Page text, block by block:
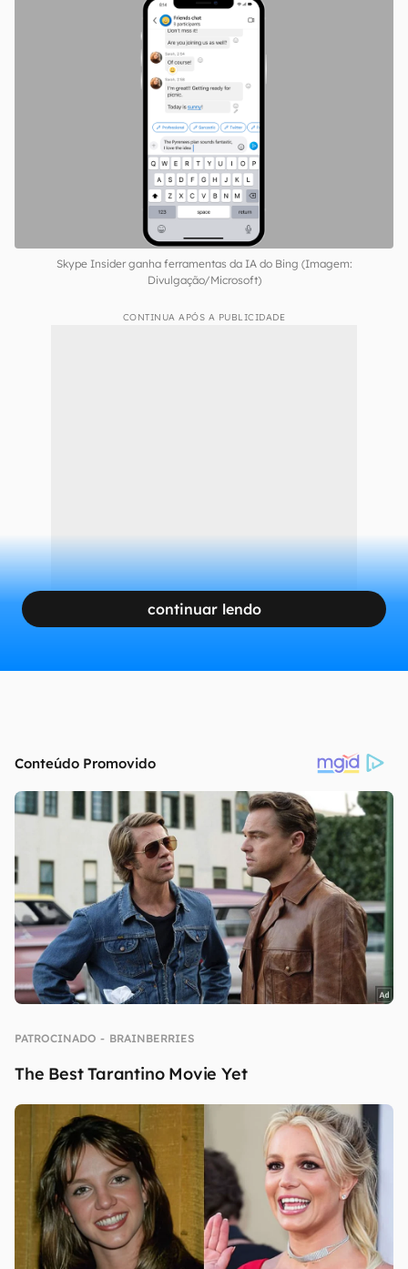
Skype Insider ganha ferramentas da IA do Bing (Imagem:
Divulgação/Microsoft)
CONTINUA APÓS A PUBLICIDADE
continuar lendo